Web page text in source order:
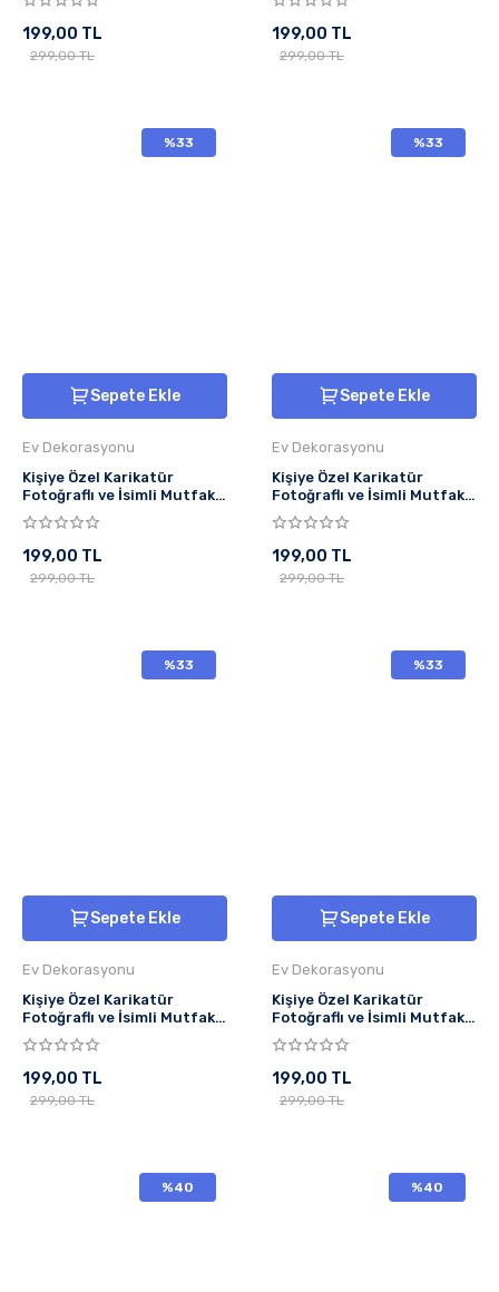
199,00 TL
299,00 TL
199,00 TL
299,00 TL
%33
Sepete Ekle
Ev Dekorasyonu
Kişiye Özel Karikatür
Fotoğraflı ve İsimli Mutfak
Önlüğü Kahve Tatlı Aşkı
199,00 TL
299,00 TL
%33
Sepete Ekle
Ev Dekorasyonu
Kişiye Özel Karikatür
Fotoğraflı ve İsimli Mutfak
Önlüğü Chef Tasarımlı 2
199,00 TL
299,00 TL
%33
Sepete Ekle
Ev Dekorasyonu
Kişiye Özel Karikatür
Fotoğraflı ve İsimli Mutfak
Önlüğü Chef Tasarımlı 1
199,00 TL
299,00 TL
%33
Sepete Ekle
Ev Dekorasyonu
Kişiye Özel Karikatür
Fotoğraflı ve İsimli Mutfak
Önlüğü Steak
199,00 TL
299,00 TL
%40 %40